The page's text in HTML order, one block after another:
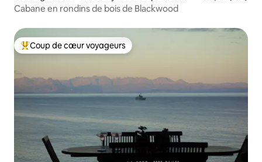
Cabane en rondins de bois de Blackwood
Coups de cœur voyageurs les plus appréciés
Coup de cœur voyageurs